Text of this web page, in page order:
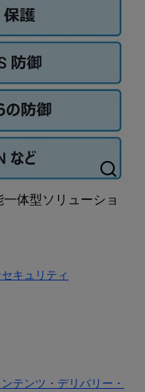
体型ソリューショ
キュリティ
テンツ・デリバリー・